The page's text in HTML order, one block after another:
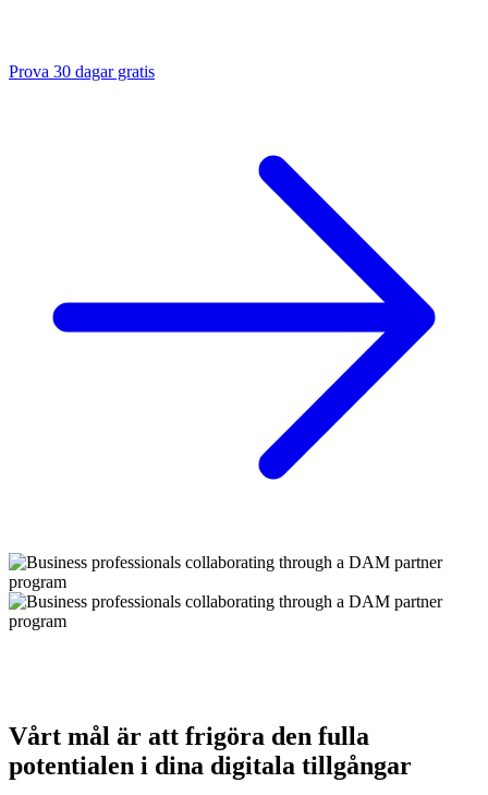
Prova 30 dagar gratis
Vårt mål är att frigöra den fulla
potentialen i dina digitala tillgångar